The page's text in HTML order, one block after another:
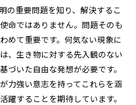
の重要問題を知り、解決するこ
命ではありません。問題そのも
めて重要です。何気ない現象に
、生き物に対する先入観のない
づいた自由な発想が必要です。
力強い意志を持ってこれらを涵
躍することを期待しています。